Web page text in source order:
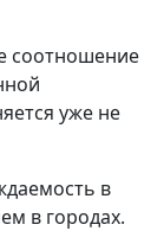
соотношение
уже не
в
в городах.